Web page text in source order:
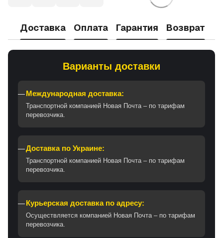
Доставка Оплата Гарантия Возврат
Варианты доставки
Международная доставка:
Транспортной компанией Новая Почта – по тарифам
перевозчика.
Доставка по Украине:
Транспортной компанией Новая Почта – по тарифам
перевозчика.
Курьерская доставка по адресу:
Осуществляется компанией Новая Почта – по тарифам
перевозчика.